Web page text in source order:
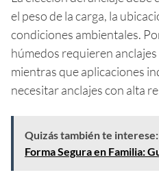
el peso de la carga, la
condiciones ambientales.
húmedos requieren
mientras que aplicaciones
necesitar anclajes con alta
Quizás también te interese:
Forma Segura en Familia: